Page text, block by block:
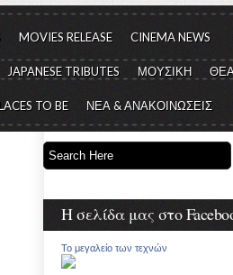
MOVIES RELEASE CINEMA NEWS
JAPANESE TRIBUTES ΜΟΥΣΙΚΗ
TO BE ΝΕΑ & ΑΝΑΚΟΙΝΩΣΕΙΣ
Η σελίδα μας στο
Το μεγαλείο των τεχνών